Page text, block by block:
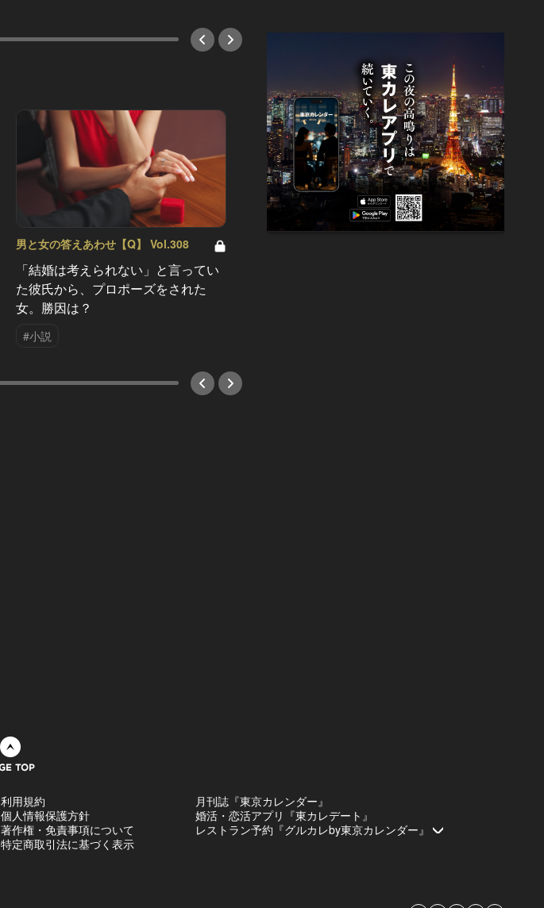
男と女の答えあわせ【Q】 Vol.308
「結婚は考えられない」と言ってい
た彼氏から、プロポーズをされた
女。勝因は？
#小説
利用規約
個人情報保護方針
著作権・免責事項について
特定商取引法に基づく表示
月刊誌『東京カレンダー』
婚活・恋活アプリ『東カレデート』
レストラン予約『グルカレby東京カレンダー』